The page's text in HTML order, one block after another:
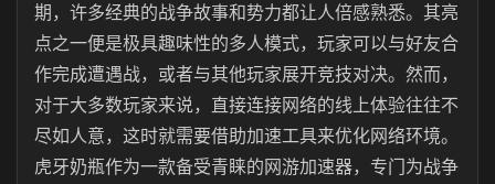
期，许多经典的战争故事和势力都让人倍感熟悉。其亮
点之一便是极具趣味性的多人模式，玩家可以与好友合
作完成遭遇战，或者与其他玩家展开竞技对决。然而，
对于大多数玩家来说，直接连接网络的线上体验往往不
尽如人意，这时就需要借助加速工具来优化网络环境。
虎牙奶瓶作为一款备受青睐的网游加速器，专门为战争